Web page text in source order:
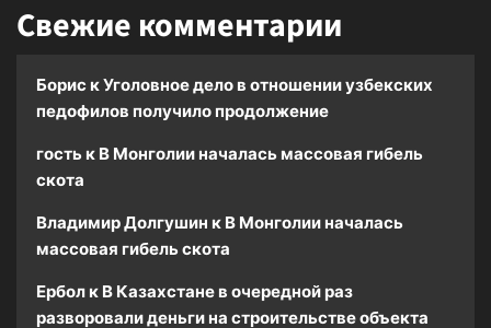
Свежие комментарии
Борис кУголовное дело в отношении узбекских
педофилов получило продолжение
гость к В Монголии началась массовая гибель
скота
Владимир Долгушин к В Монголии началась
массовая гибель скота
Ербол к В Казахстане в очередной раз
разворовали деньги на строительстве объекта